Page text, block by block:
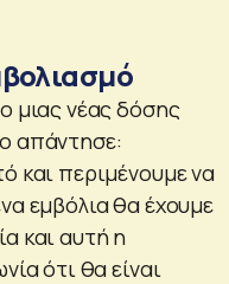
μιας νέας δόσης
απάντησε:
και περιμένουμε να
εμβόλια θα έχουμε
και αυτή η
ότι θα είναι